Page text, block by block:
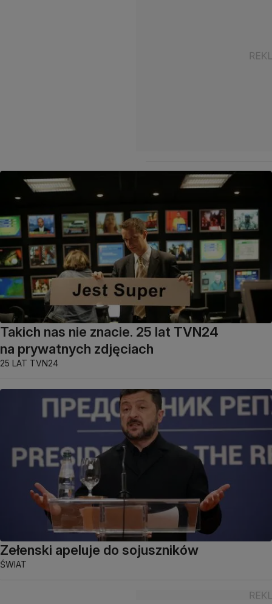
Takich nas nie znacie. 25 lat TVN24
na prywatnych zdjęciach
25 LAT TVN24
Zełenski apeluje do sojuszników
ŚWIAT